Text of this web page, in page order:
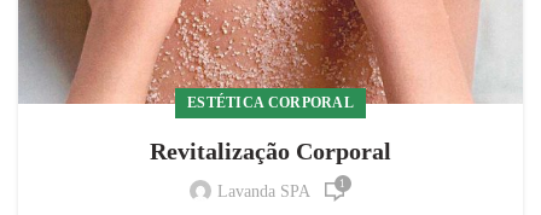
ESTÉTICA CORPORAL
Revitalização Corporal
Lavanda SPA 1